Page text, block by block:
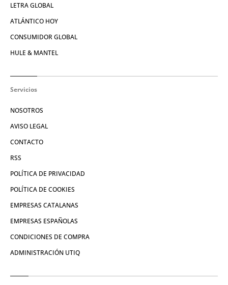
LETRA GLOBAL
ATLÁNTICO HOY
CONSUMIDOR GLOBAL
HULE & MANTEL
Servicios
NOSOTROS
AVISO LEGAL
CONTACTO
RSS
POLÍTICA DE PRIVACIDAD
POLÍTICA DE COOKIES
EMPRESAS CATALANAS
EMPRESAS ESPAÑOLAS
CONDICIONES DE COMPRA
ADMINISTRACIÓN UTIQ